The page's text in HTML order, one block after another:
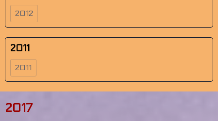
2017
2012
2011
2011